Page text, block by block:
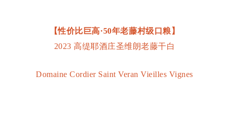
【性价比巨高·50年老藤村级口粮】
2023 高缇耶酒庄圣维朗老藤干白
Domaine Cordier Saint Veran Vieilles Vignes